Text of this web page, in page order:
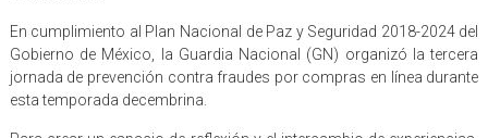
En cumplimiento al Plan Nacional de Paz y Seguridad 2018-2024 del
Gobierno de México, la Guardia Nacional (GN) organizó la tercera
jornada de prevención contra fraudes por compras en línea durante
esta temporada decembrina.